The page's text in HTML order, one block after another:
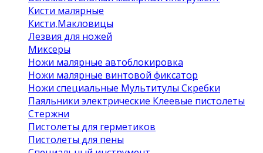
Кисти малярные
Кисти,Макловицы
Лезвия для ножей
Миксеры
Ножи малярные автоблокировка
Ножи малярные винтовой фиксатор
Ножи специальные Мультитулы Скребки
Паяльники электрические Клеевые пистолеты
Стержни
Пистолеты для герметиков
Пистолеты для пены